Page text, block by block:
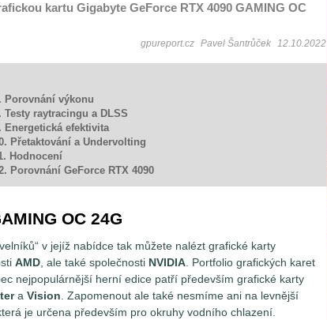
kartu Gigabyte GeForce RTX 4090 GAMING OC
gpureport.cz Pavel Šantrůček 12.10.2022
Porovnání výkonu
Testy raytracingu a DLSS
Energetická efektivita
Přetaktování a Undervolting
Hodnocení
Porovnání GeForce RTX 4090
OC 24G
v jejíž nabídce tak můžete nalézt grafické karty
AMD , ale také společnosti NVIDIA . Portfolio grafických karet
nejpopulárnější herní edice patří především grafické karty
a Vision . Zapomenout ale také nesmíme ani na levnější
která je určena především pro okruhy vodního chlazení.